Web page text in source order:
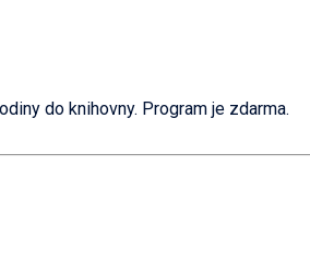
do knihovny. Program je zdarma.